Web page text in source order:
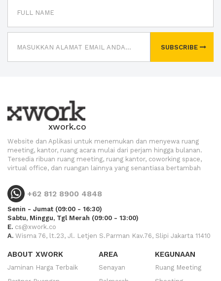
SUBSCRIBE
xwork.co
Website dan Aplikasi untuk menemukan dan menyewa ruang
meeting, kantor, ruang acara mulai dari perjam hingga bulanan.
Tersedia ribuan ruang meeting, ruang kantor, coworking space,
virtual office, dan ruangan lainnya yang senantiasa bertambah
+62 812 8900 4848
Senin - Jumat (09:00 - 16:30)
Sabtu, Minggu, Tgl Merah (09:00 - 13:00)
E. cs@xwork.co
A. Wisma 76, lt.23, Jl. Letjen S.Parman Kav.76, Slipi Jakarta 11410
ABOUT XWORK
Jaminan Harga Terbaik
AREA
Senayan
KEGUNAAN
Ruang Meeting